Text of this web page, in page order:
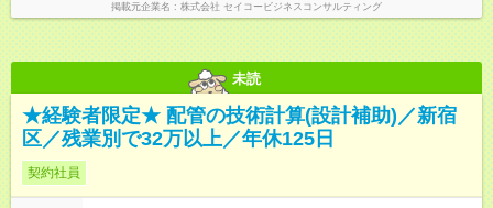
掲載元企業名 株式会社 セイコービジネスコンサルティング
未読
★経験者限定★ 配管の技術計算(設計補助)／新宿
区／残業別で32万以上／年休125日
契約社員